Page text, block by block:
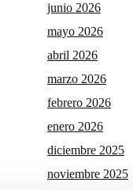
junio 2026
mayo 2026
abril 2026
marzo 2026
febrero 2026
enero 2026
diciembre 2025
noviembre 2025